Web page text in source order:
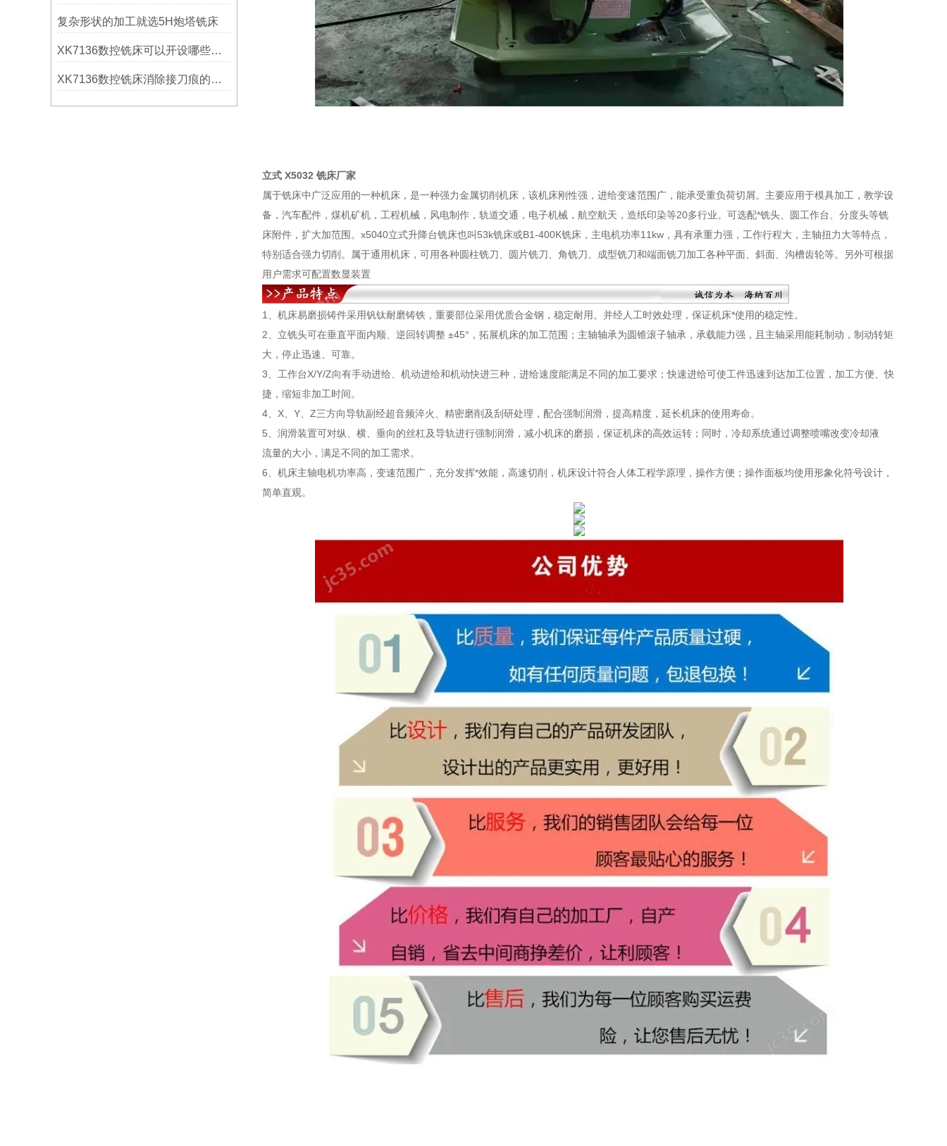
复杂形状的加工就选5H炮塔铣床
XK7136数控铣床可以开设哪些考核项目？
XK7136数控铣床消除接刀痕的操作
立式 X5032 铣床厂家
属于铣床中广泛应用的一种机床，是一种强力金属切削机床，该机床刚性强，进给变速范围广，能承受重负荷切屑。主要应用于模具加工，教学设
备，汽车配件，煤机矿机，工程机械，风电制作，轨道交通，电子机械，航空航天，造纸印染等20多行业。可选配*铣头、圆工作台、分度头等铣
床附件，扩大加范围。x5040立式升降台铣床也叫53k铣床或B1-400K铣床，主电机功率11kw，具有承重力强，工作行程大，主轴扭力大等特点，
特别适合强力切削。属于通用机床，可用各种圆柱铣刀、圆片铣刀、角铣刀、成型铣刀和端面铣刀加工各种平面、斜面、沟槽齿轮等。另外可根据
用户需求可配置数显装置
1、机床易磨损铸件采用钒钛耐磨铸铁，重要部位采用优质合金钢，稳定耐用。并经人工时效处理，保证机床*使用的稳定性。
2、立铣头可在垂直平面内顺、逆回转调整 ±45°，拓展机床的加工范围；主轴轴承为圆锥滚子轴承，承载能力强，且主轴采用能耗制动，制动转矩
大，停止迅速、可靠。
3、工作台X/Y/Z向有手动进给、机动进给和机动快进三种，进给速度能满足不同的加工要求；快速进给可使工件迅速到达加工位置，加工方便、快
捷，缩短非加工时间。
4、X、Y、Z三方向导轨副经超音频淬火、精密磨削及刮研处理，配合强制润滑，提高精度，延长机床的使用寿命。
5、润滑装置可对纵、横、垂向的丝杠及导轨进行强制润滑，减小机床的磨损，保证机床的高效运转；同时，冷却系统通过调整喷嘴改变冷却液
流量的大小，满足不同的加工需求。
6、机床主轴电机功率高，变速范围广，充分发挥*效能，高速切削，机床设计符合人体工程学原理，操作方便；操作面板均使用形象化符号设计，
简单直观。